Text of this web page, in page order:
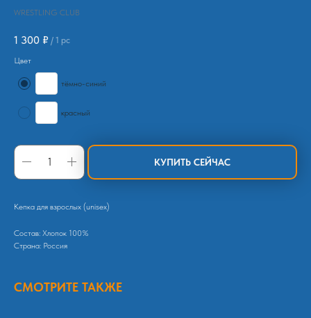
WRESTLING CLUB
1 300 ₽ / 1 pc
Цвет
тёмно-синий
красный
КУПИТЬ СЕЙЧАС
Кепка для взрослых (unisex)
Состав: Хлопок 100%
Страна: Россия
СМОТРИТЕ ТАКЖЕ